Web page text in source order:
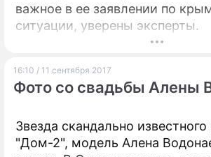
важное в ее заявлении по
ситуации, уверены эксперты.
16:10 / 11 сентября 2017
Фото со свадьбы Алены
Звезда скандально
"Дом-2", модель Алена